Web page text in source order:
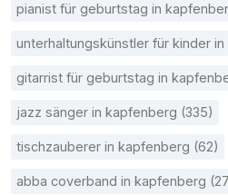
pianist für geburtstag in
unterhaltungskünstler für kinder in
gitarrist für geburtstag in
jazz sänger in kapfenberg (335)
tischzauberer in kapfenberg (62)
abba coverband in kapfenberg